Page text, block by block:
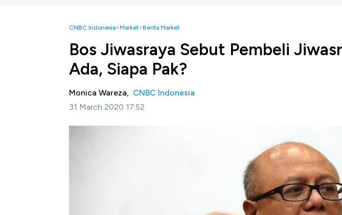
CNBC Indonesia Market Berita Market
Bos Jiwasraya Sebut Pembeli
Ada, Siapa Pak?
Monica Wareza, CNBC Indonesia
31 March 2020 17:52